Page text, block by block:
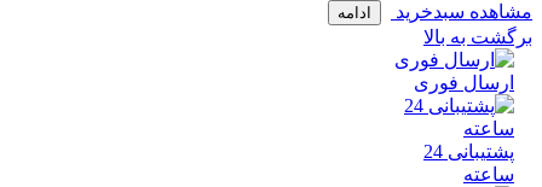
سبدخرید ادامه
به بالا
فوری
پشتیبانی 24